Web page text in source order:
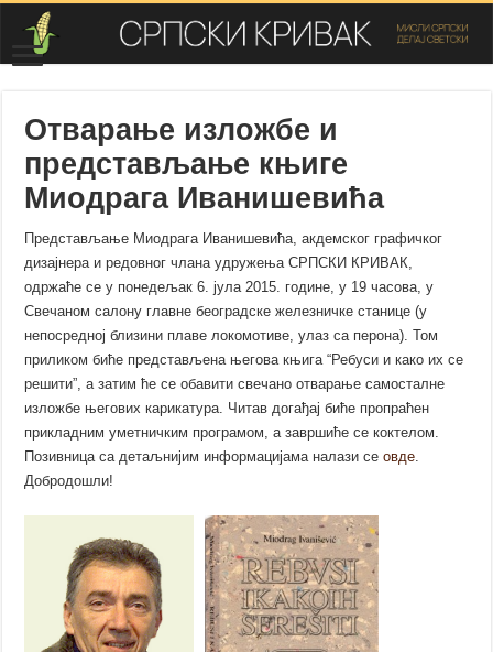
Отварање изложбе и
представљање књиге
Миодрага Иванишевића
Представљање Миодрага Иванишевића, акдемског графичког
дизајнера и редовног члана удружења СРПСКИ КРИВАК,
одржаће се у понедељак 6. јула 2015. године, у 19 часова, у
Свечаном салону главне београдске железничке станице (у
непосредној близини плаве локомотиве, улаз са перона). Том
приликом биће представљена његова књига “Ребуси и како их се
решити”, а затим ће се обавити свечано отварање самосталне
изложбе његових карикатура. Читав догађај биће пропраћен
прикладним уметничким програмом, а завршиће се коктелом.
Позивница са детаљнијим информацијама налази сеовде
Добродошли!